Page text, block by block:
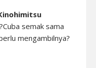
semak sama
mengambilnya?